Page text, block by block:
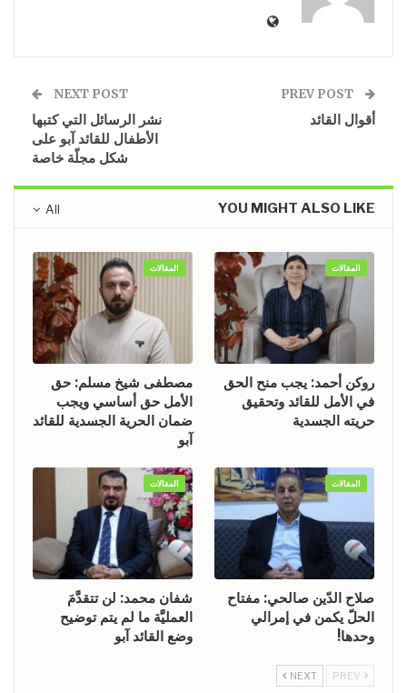
أقوال القائد
NEXT POST
نشر الرسائل التي كتبها
الأطفال للقائد آبو على
شكل مجلّة خاصة
All YOU MIGHT ALSO LIKE
المقالات
روكن أحمد: يجب منح الحق
في الأمل للقائد وتحقيق
حريته الجسدية
المقالات
مصطفى شيخ مسلم: حق
الأمل حق أساسي ويجب
ضمان الحرية الجسدية للقائد
آبو
المقالات
صلاح الدّين صالحي: مفتاح
الحلّ يكمن في إمرالي
وحدها!
المقالات
شفان محمد: لن تتقدَّمَ
العمليَّة ما لم يتم توضيح
وضع القائد آبو
NEXT